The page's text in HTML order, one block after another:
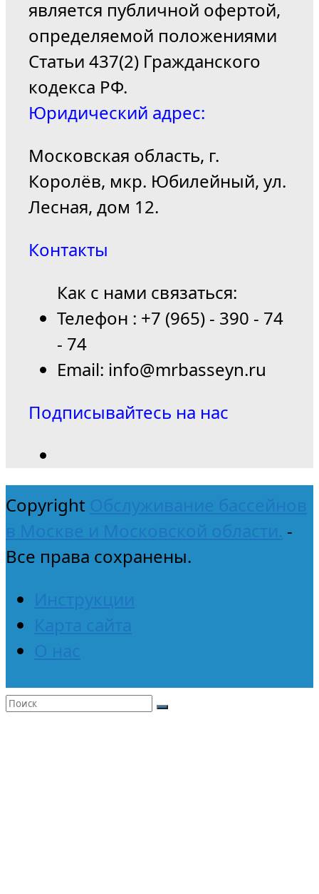
является публичной офертой,
определяемой положениями
Статьи 437(2) Гражданского
кодекса РФ.
Юридический адрес:
Московская область, г.
Королёв, мкр. Юбилейный, ул.
Лесная, дом 12.
Контакты
Как с нами связаться:
Телефон : +7 (965) - 390 - 74
- 74
Email: info@mrbasseyn.ru
Подписывайтесь на нас
Copyright Обслуживание бассейнов
в Москве и Московской области. -
Все права сохранены.
Инструкции
Карта сайта
О нас